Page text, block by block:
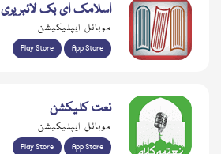
اسلامک ای بک لائبریری
موبائل ایپلیکیشن
Play Store App Store
نعت کلیکشن
موبائل ایپلیکیشن
Play Store App Store